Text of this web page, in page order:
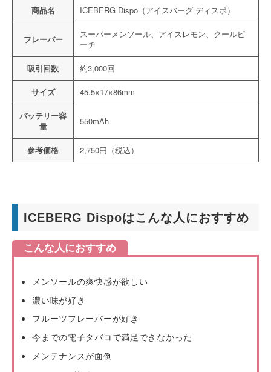
商品名 ICEBERG Dispo（アイスバーグ ディスポ）
フレーバー
スーパーメンソール、アイスレモン、クールピ
ーチ
吸引回数 約3,000回
サイズ 45.5×17×86mm
バッテリー容
量
550mAh
参考価格 2,750円（税込）
ICEBERG Dispoはこんな人におすすめ
こんな人におすすめ
メンソールの爽快感が欲しい
濃い味が好き
フルーツフレーバーが好き
今までの電子タバコで満足できなかった
メンテナンスが面倒